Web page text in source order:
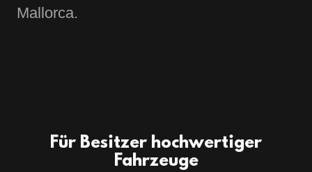
Mallorca.
Für Besitzer hochwertiger
Fahrzeuge